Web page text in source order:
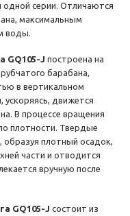
одной серии. Отличаются
максимальным
воды.
GQ105-J построена на
барабана,
в вертикальном
ускоряясь, движется
В процессе вращения
плотности. Твердые
образуя плотный осадок,
части и отводится
вручную после
GQ105-J состоит из